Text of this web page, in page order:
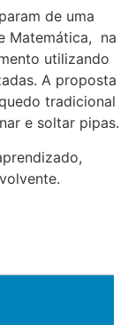
de uma
Matemática, na
utilizando
A proposta
tradicional
e soltar pipas.